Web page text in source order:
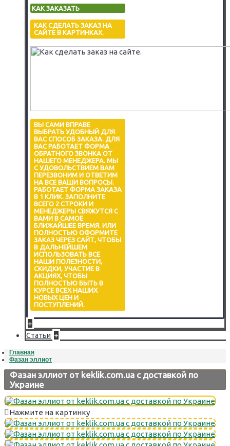
КАК ЗАКАЗАТЬ
КАК СДЕЛАТЬ ЗАКАЗ НА
САЙТЕ В КАРТИНКАХ.
ВЫ САМИ ВПРАВЕ
ВЫБРАТЬ УДОБНЫЙ ДЛЯ
ВАС СПОСОБ ЗАКАЗА. ДЛЯ
ВАС РАБОТАЕТ ФОРМА
ОБРАТНОГО ЗВОНКА ОТ
НАШЕГО МЕНЕДЖЕРА. МЫ
С УДОВОЛЬСТВИЕМ ВАМ
ПЕРЕЗВОНИМ И ОТВЕТИМ
НА ВСЕ ВАШИ ВОПРОСЫ.
РАБОТАЕТ ФОРМА ЗАКАЗА
В 1 КЛИК. ЗАПОЛНИТЕ
ВСЕГО 2 СТРОКИ И
МЕНЕДЖЕРЫ СВЯЖУТСЯ С
ВАМИ В САМОЕ
БЛИЖАЙШЕЕ ВРЕМЯ. ИЛИ
ПОЛНОСТЬЮ ОФОРМИТЕ
ЗАКАЗ ЧЕРЕЗ САЙТ, ЧТОБЫ
В ДАЛЬНЕЙШЕМ
ИСПОЛЬЗОВАТЬ ВСЕ
НАШИ ПОЛЕЗНОСТИ,
СКИДКИ, УЧАСТИЕ В
АКЦИЯХ, ЧТОБЫ
ПОЛНОСТЬЮ БЫТЬ В
КУРСЕ ВСЕХ НАШИХ
НОВЫХ ЦЕН И
ПОСТУПЛЕНИЙ.
+
Статьи +
Главная
Фазан эллиот
Фазан эллиот от keklik.com.ua с доставкой по
Украине
Нажмите на картинку